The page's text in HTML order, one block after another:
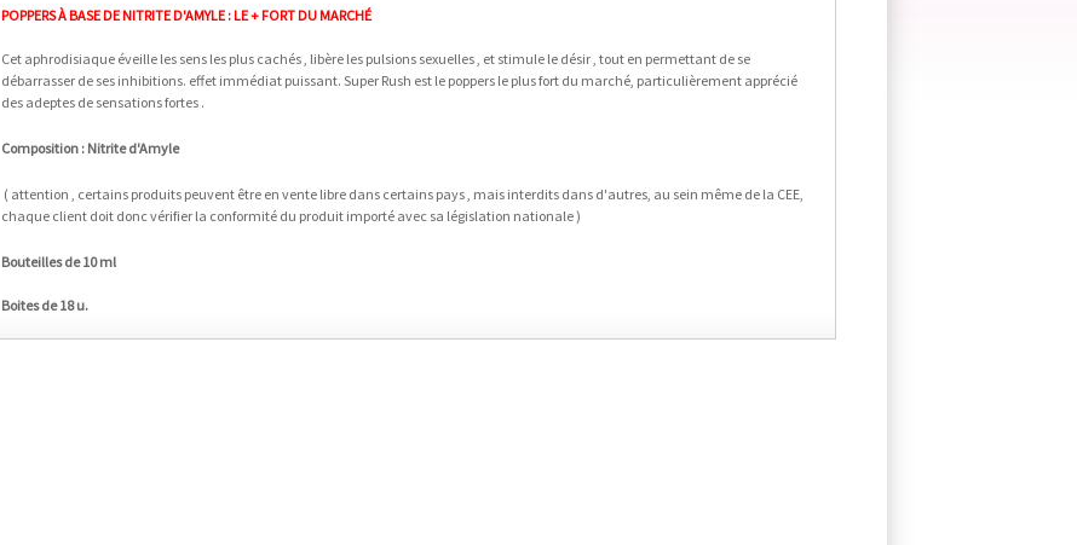
POPPERS À BASE DE NITRITE D'AMYLE : LE + FORT DU MARCHÉ
Cet aphrodisiaque éveille les sens les plus cachés , libère les pulsions sexuelles , et stimule le désir , tout en permettant de se
débarrasser de ses inhibitions. effet immédiat puissant. Super Rush est le poppers le plus fort du marché, particulièrement apprécié
des adeptes de sensations fortes .
Composition : Nitrite d'Amyle
( attention , certains produits peuvent être en vente libre dans certains pays , mais interdits dans d'autres, au sein même de la CEE,
chaque client doit donc vérifier la conformité du produit importé avec sa législation nationale )
Bouteilles de 10 ml
Boites de 18 u.